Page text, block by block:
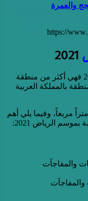
والعمرة
https://
2021 فهي أكثر من منطقة
حيث أن الفاعليات ستُقام في 14 منطقة بالمملكة العربية
تزيد عن 5 مليون متراً مربعاً، وفيما يلي أهم
الرياض 2021:
والمفاجآت